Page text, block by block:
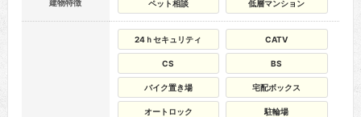
建物特徴 ペット相談 低層マンション
24ｈセキュリティ CATV
CS BS
バイク置き場 宅配ボックス
オートロック 駐輪場